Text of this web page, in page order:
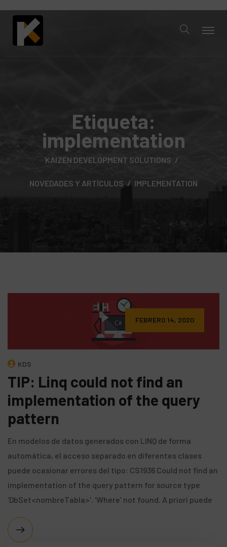
Etiqueta:
implementation
KAIZEN DEVELOPMENT SOLUTIONS
NOVEDADES Y ARTÍCULOS IMPLEMENTATION
FEBRERO 14, 2020
KDS
TIP: Linq could not find an
implementation of the query
pattern
En modelos de datos generados con LINQ de forma
automática, el acceso separado en diferentes clases
puede ocasionar errores del tipo: CS1936 Could not find an
implementation of the query pattern for source type
'DbSet<nombreTabla>'. 'Where' not found. A priori puede